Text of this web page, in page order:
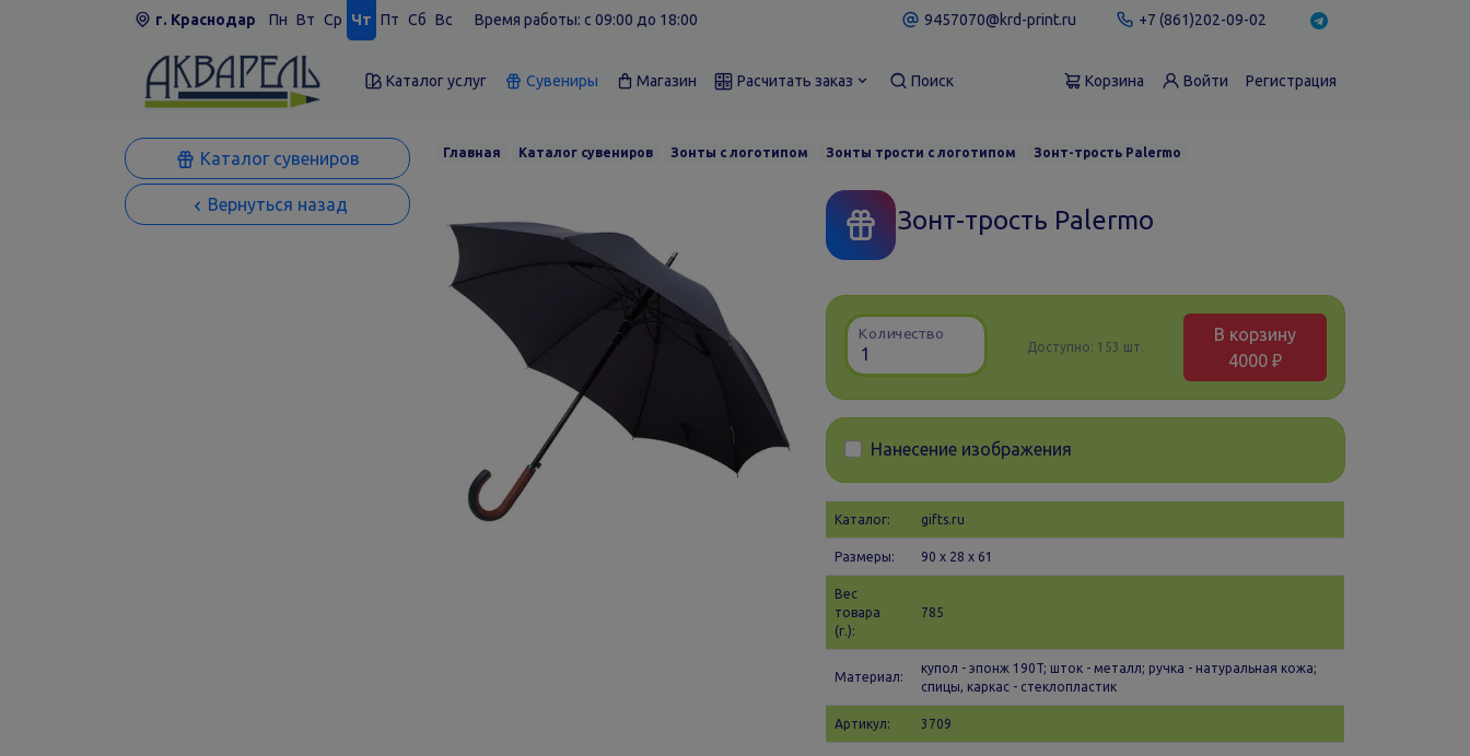
г. Краснодар Пн Вт Ср Чт Пт Сб Вс Время работы: c 09:00 до 18:00 9457070@krd-print.ru +7 (861)202-09-02
Каталог услуг Сувениры Магазин Расчитать заказ Поиск Корзина Войти Регистрация
Каталог сувениров
Вернуться назад
Главная Каталог сувениров Зонты с логотипом Зонты трости с логотипом Зонт-трость Palermo
Зонт-трость Palermo
Количество
Доступно: 153 шт.
В корзину
4000 ₽
Нанесение изображения
Каталог: gifts.ru
Размеры: 90 х 28 x 61
Вес
товара
(г.):
785
Материал:
купол - эпонж 190T; шток - металл; ручка - натуральная кожа;
спицы, каркас - стеклопластик
Артикул: 3709